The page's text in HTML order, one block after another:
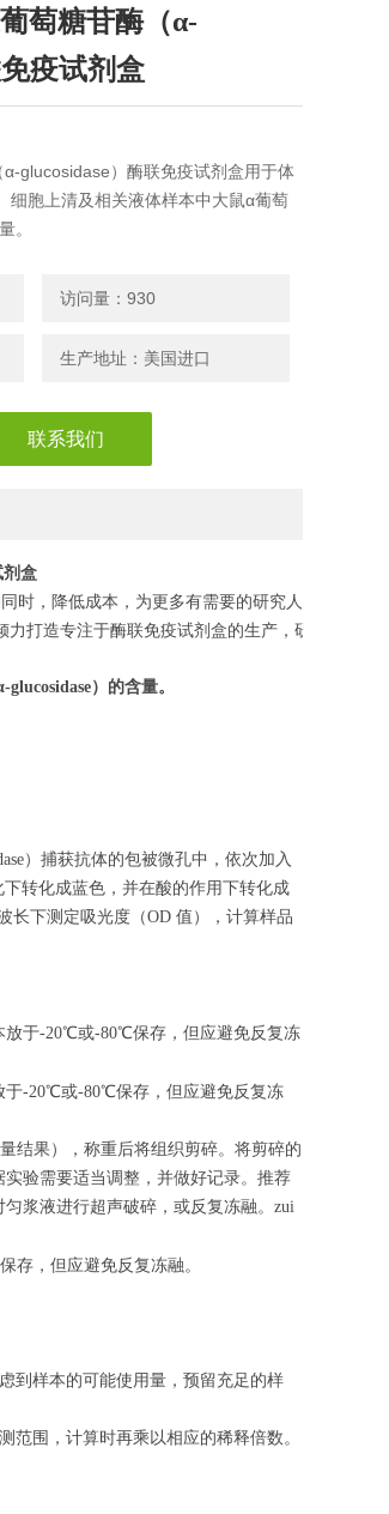
萄糖苷酶（α-
疫试剂盒
glucosidase）酶联免疫试剂盒用于体
细胞上清及相关液体样本中大鼠α葡萄
。
访问量：930
生产地址：美国进口
联系我们
盒
，降低成本，为更多有需要的研究人员，节省
打造专注于酶联免疫试剂盒的生产，研发，助力
glucosidase）的含量。
）捕获抗体的包被微孔中，依次加入
转化成蓝色，并在酸的作用下转化成
长下测定吸光度（OD 值），计算样品
放于-20℃或-80℃保存，但应避免反复冻
于-20℃或-80℃保存，但应避免反复冻
结果），称重后将组织剪碎。将剪碎的
验需要适当调整，并做好记录。推荐
浆液进行超声破碎，或反复冻融。zui
存，但应避免反复冻融。
到样本的可能使用量，预留充足的样
围，计算时再乘以相应的稀释倍数。